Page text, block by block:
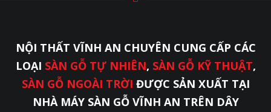
NỘI THẤT VĨNH AN CHUYÊN CUNG CẤP CÁC
LOẠI SÀN GỖ TỰ NHIÊN, SÀN GỖ KỸ THUẬT,
SÀN GỖ NGOÀI TRỜI ĐƯỢC SẢN XUẤT TẠI
NHÀ MÁY SÀN GỖ VĨNH AN TRÊN DÂY